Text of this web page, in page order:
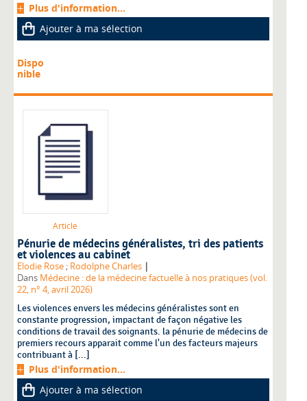
Plus d'information...
Ajouter à ma sélection
Dispo
nible
Article
Pénurie de médecins généralistes, tri des patients
et violences au cabinet
Elodie Rose ; Rodolphe Charles |
Dans Médecine : de la médecine factuelle à nos pratiques (vol.
22, n° 4, avril 2026)
Les violences envers les médecins généralistes sont en
constante progression, impactant de façon négative les
conditions de travail des soignants. la pénurie de médecins de
premiers recours apparait comme l'un des facteurs majeurs
contribuant à [...]
Plus d'information...
Ajouter à ma sélection